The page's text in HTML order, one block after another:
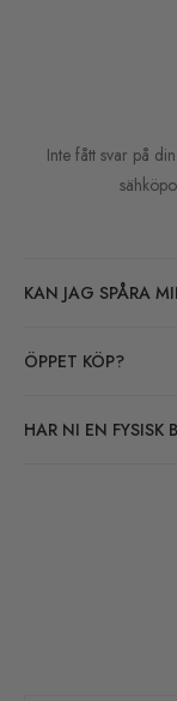
Inte fått svar på
KAN JAG SPÅRA
ÖPPET KÖP?
HAR NI EN FYSISK